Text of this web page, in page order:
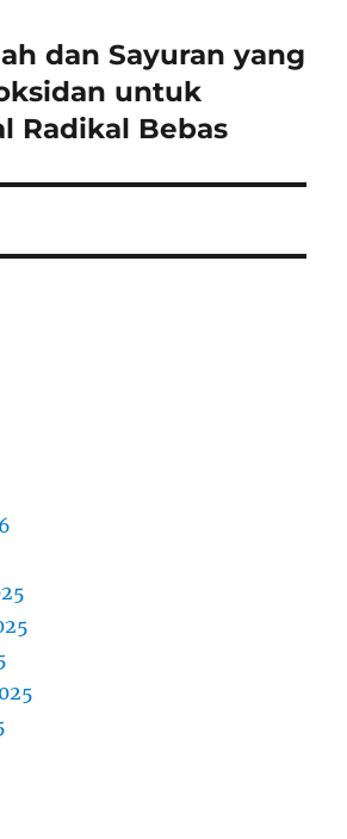
dan Sayuran yang
untuk
Radikal Bebas